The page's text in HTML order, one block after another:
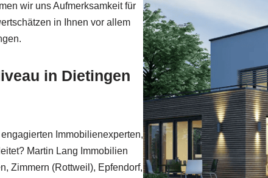
wir uns Aufmerksamkeit für
in Ihnen vor allem
in Dietingen
Immobilienexperten,
Martin Lang Immobilien
Zimmern (Rottweil), Epfendorf,